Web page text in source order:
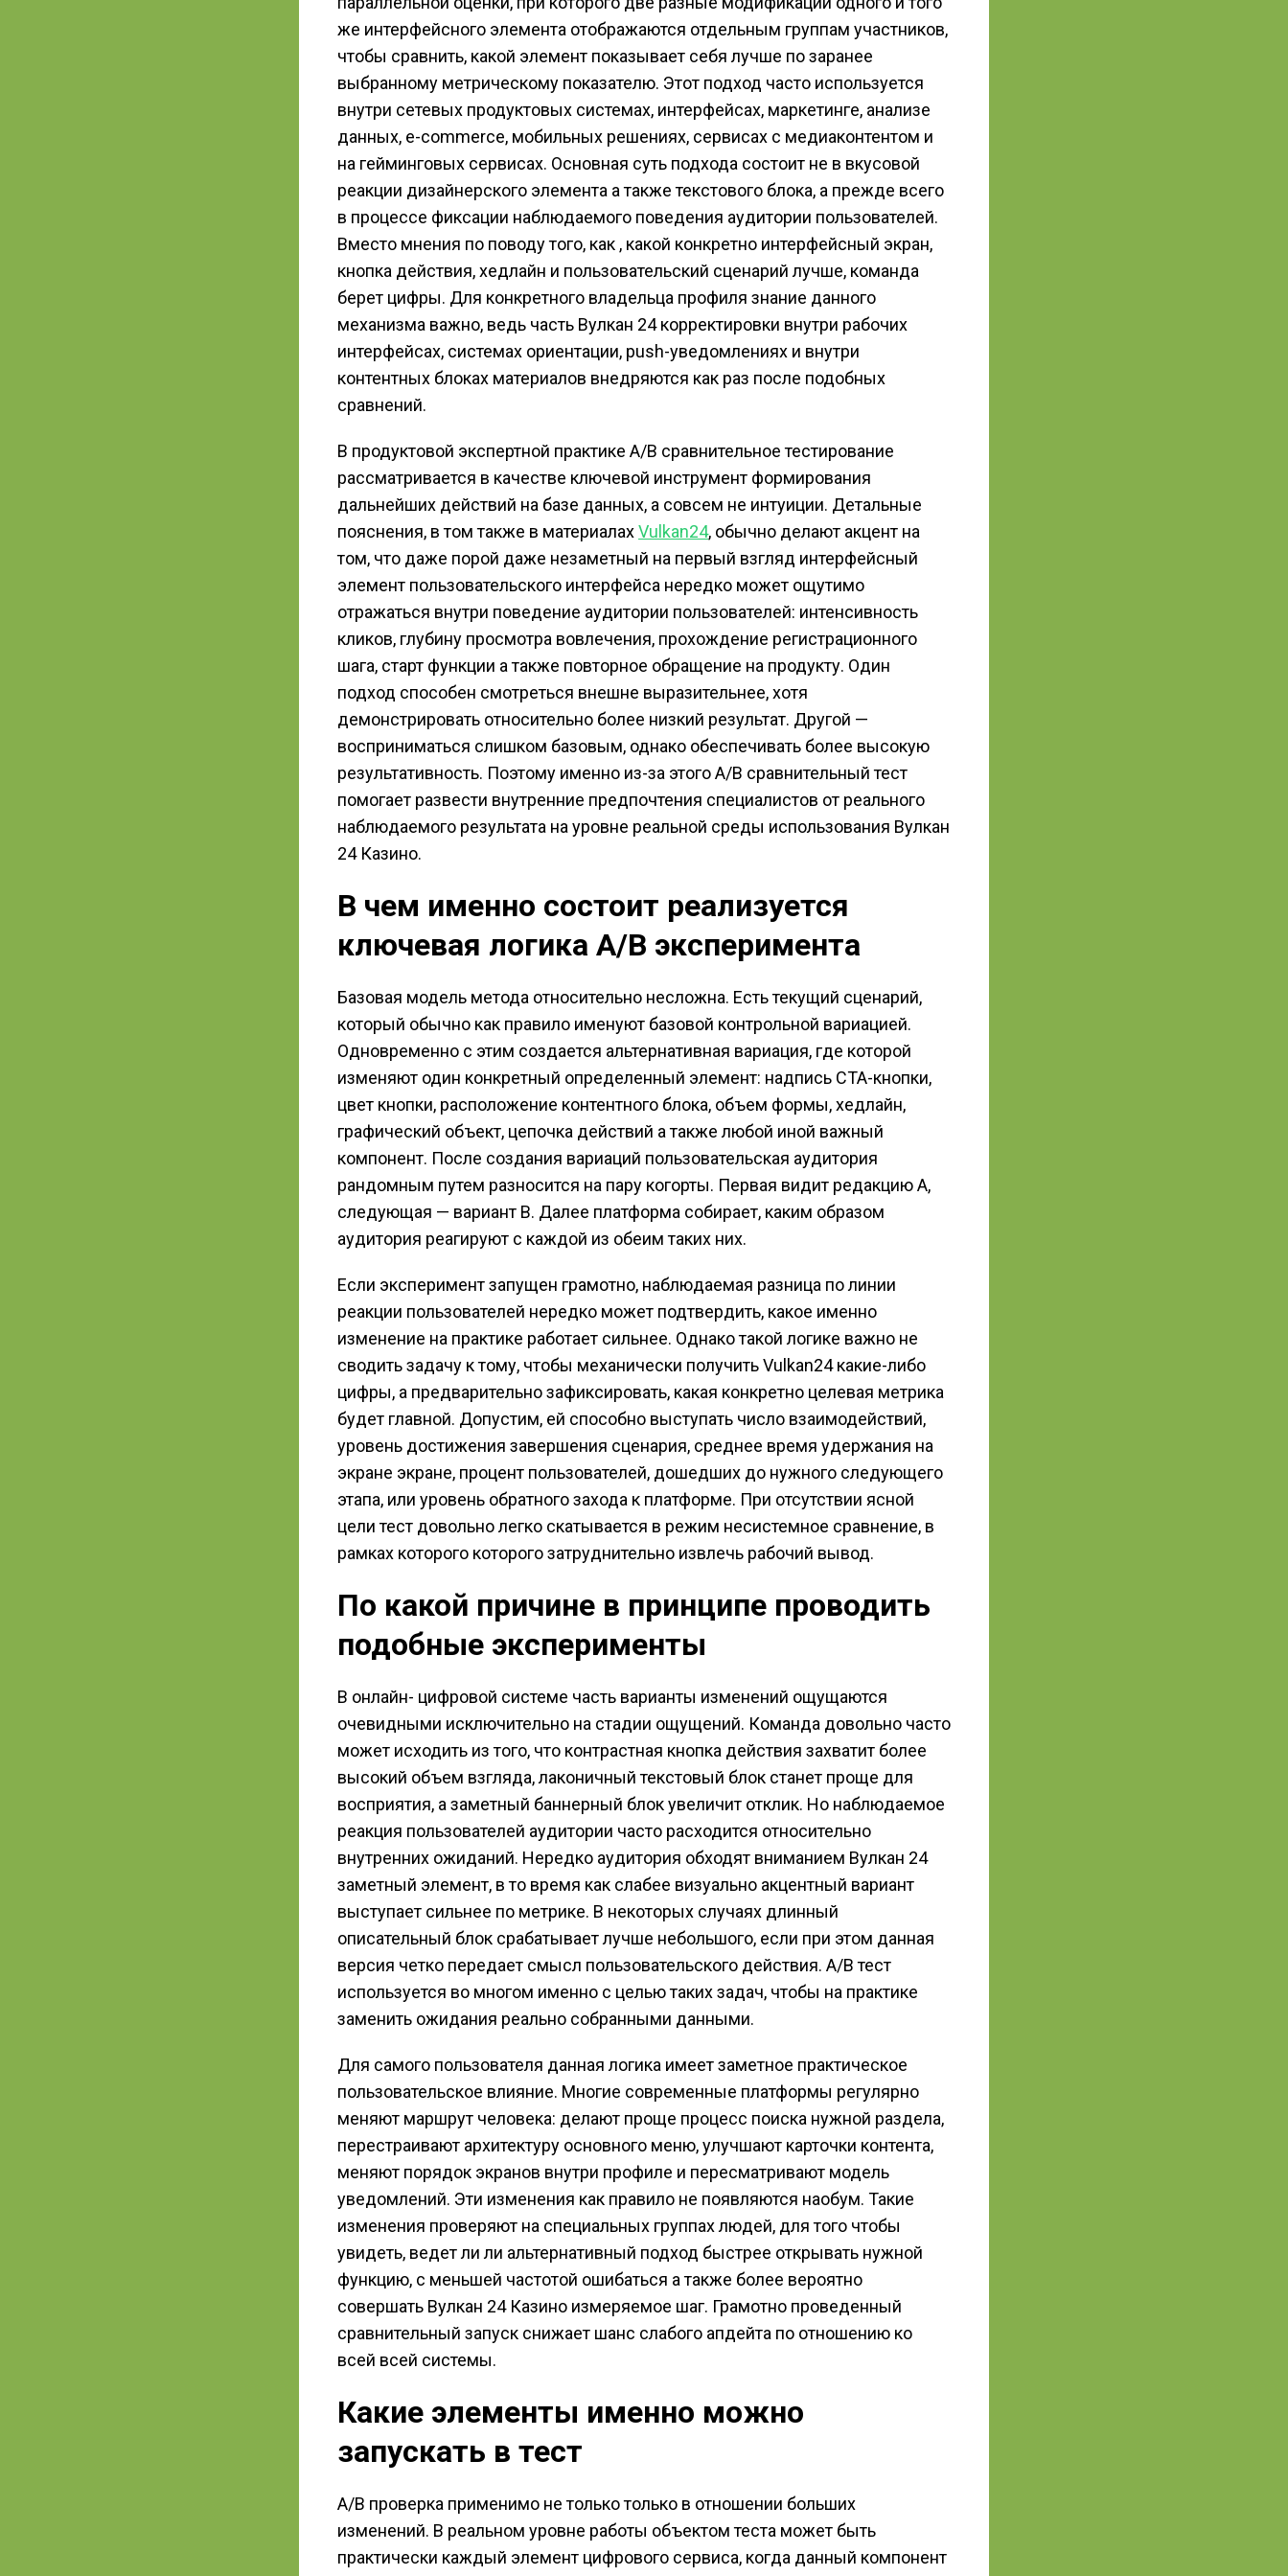
же интерфейсного элемента отображаются отдельным группам участников,
чтобы сравнить, какой элемент показывает себя лучше по заранее
выбранному метрическому показателю. Этот подход часто используется
внутри сетевых продуктовых системах, интерфейсах, маркетинге, анализе
данных, e-commerce, мобильных решениях, сервисах с медиаконтентом и
на гейминговых сервисах. Основная суть подхода состоит не в вкусовой
реакции дизайнерского элемента а также текстового блока, а прежде всего
в процессе фиксации наблюдаемого поведения аудитории пользователей.
Вместо мнения по поводу того, как , какой конкретно интерфейсный экран,
кнопка действия, хедлайн и пользовательский сценарий лучше, команда
берет цифры. Для конкретного владельца профиля знание данного
механизма важно, ведь часть Вулкан 24 корректировки внутри рабочих
интерфейсах, системах ориентации, push-уведомлениях и внутри
контентных блоках материалов внедряются как раз после подобных
сравнений.
В продуктовой экспертной практике A/B сравнительное тестирование
рассматривается в качестве ключевой инструмент формирования
дальнейших действий на базе данных, а совсем не интуиции. Детальные
пояснения, в том также в материалахVulkan24, обычно делают акцент на
том, что даже порой даже незаметный на первый взгляд интерфейсный
элемент пользовательского интерфейса нередко может ощутимо
отражаться внутри поведение аудитории пользователей: интенсивность
кликов, глубину просмотра вовлечения, прохождение регистрационного
шага, старт функции а также повторное обращение на продукту. Один
подход способен смотреться внешне выразительнее, хотя
демонстрировать относительно более низкий результат. Другой —
восприниматься слишком базовым, однако обеспечивать более высокую
результативность. Поэтому именно из-за этого A/B сравнительный тест
помогает развести внутренние предпочтения специалистов от реального
наблюдаемого результата на уровне реальной среды использования Вулкан
24 Казино.
В чем именно состоит реализуется
ключевая логика A/B эксперимента
Базовая модель метода относительно несложна. Есть текущий сценарий,
который обычно как правило именуют базовой контрольной вариацией.
Одновременно с этим создается альтернативная вариация, где которой
изменяют один конкретный определенный элемент: надпись CTA-кнопки,
цвет кнопки, расположение контентного блока, объем формы, хедлайн,
графический объект, цепочка действий а также любой иной важный
компонент. После создания вариаций пользовательская аудитория
рандомным путем разносится на пару когорты. Первая видит редакцию A,
следующая — вариант B. Далее платформа собирает, каким образом
аудитория реагируют с каждой из обеим таких них.
Если эксперимент запущен грамотно, наблюдаемая разница по линии
реакции пользователей нередко может подтвердить, какое именно
изменение на практике работает сильнее. Однако такой логике важно не
сводить задачу к тому, чтобы механически получить Vulkan24 какие-либо
цифры, а предварительно зафиксировать, какая конкретно целевая метрика
будет главной. Допустим, ей способно выступать число взаимодействий,
уровень достижения завершения сценария, среднее время удержания на
экране экране, процент пользователей, дошедших до нужного следующего
этапа, или уровень обратного захода к платформе. При отсутствии ясной
цели тест довольно легко скатывается в режим несистемное сравнение, в
рамках которого которого затруднительно извлечь рабочий вывод.
По какой причине в принципе проводить
подобные эксперименты
В онлайн- цифровой системе часть варианты изменений ощущаются
очевидными исключительно на стадии ощущений. Команда довольно часто
может исходить из того, что контрастная кнопка действия захватит более
высокий объем взгляда, лаконичный текстовый блок станет проще для
восприятия, а заметный баннерный блок увеличит отклик. Но наблюдаемое
реакция пользователей аудитории часто расходится относительно
внутренних ожиданий. Нередко аудитория обходят вниманием Вулкан 24
заметный элемент, в то время как слабее визуально акцентный вариант
выступает сильнее по метрике. В некоторых случаях длинный
описательный блок срабатывает лучше небольшого, если при этом данная
версия четко передает смысл пользовательского действия. A/B тест
используется во многом именно с целью таких задач, чтобы на практике
заменить ожидания реально собранными данными.
Для самого пользователя данная логика имеет заметное практическое
пользовательское влияние. Многие современные платформы регулярно
меняют маршрут человека: делают проще процесс поиска нужной раздела,
перестраивают архитектуру основного меню, улучшают карточки контента,
меняют порядок экранов внутри профиле и пересматривают модель
уведомлений. Эти изменения как правило не появляются наобум. Такие
изменения проверяют на специальных группах людей, для того чтобы
увидеть, ведет ли ли альтернативный подход быстрее открывать нужной
функцию, с меньшей частотой ошибаться а также более вероятно
совершать Вулкан 24 Казино измеряемое шаг. Грамотно проведенный
сравнительный запуск снижает шанс слабого апдейта по отношению ко
всей всей системы.
Какие элементы именно можно
запускать в тест
A/B проверка применимо не только только в отношении больших
изменений. В реальном уровне работы объектом теста может быть
практически каждый элемент цифрового сервиса, когда данный компонент